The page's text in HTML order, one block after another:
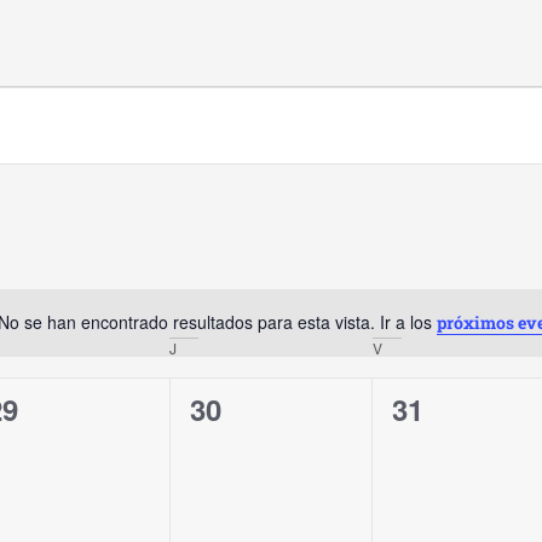
Aviso
No se han encontrado resultados para esta vista. Ir a los próximos
J V
0
30
0
31